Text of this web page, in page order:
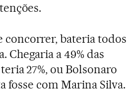
concorrer, bateria todos
Chegaria a 49% das
27%, ou Bolsonaro
fosse com Marina Silva.